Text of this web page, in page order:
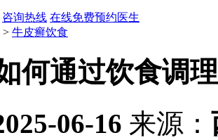
咨询热线 在线免费预约医生
> 牛皮癣饮食
何通过饮食调
06-16 来源：